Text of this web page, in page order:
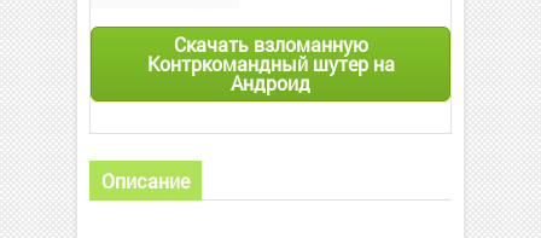
Скачать взломанную
Контркомандный шутер на
Андроид
Описание